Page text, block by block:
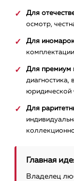
Для
осмотр,
Для
Для премиум
диагностика,
юридической
Для
Главная
Владелец